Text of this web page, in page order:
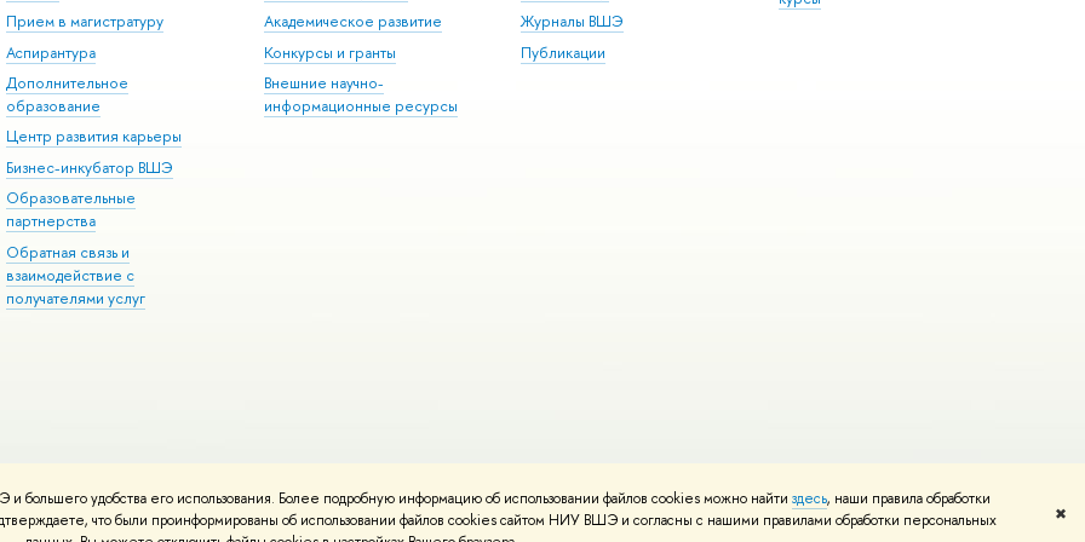
удобства его использования. Более подробную информацию об использовании файлов cookies можно найти здесь, наши правила обработки
что были проинформированы об использовании файлов cookies сайтом НИУ ВШЭ и согласны с нашими правилами обработки персональных
✖
Прием в магистратуру
Аспирантура
Дополнительное
образование
Центр развития карьеры
Бизнес-инкубатор ВШЭ
Образовательные
партнерства
Обратная связь и
взаимодействие с
получателями услуг
Академическое развитие
Конкурсы и гранты
Внешние научно-
информационные ресурсы
Журналы ВШЭ
Публикации
Редактору
Условия использования материалов Политика конфиденциальности Карта сайта
вШколе дизайна НИУ ВШЭ